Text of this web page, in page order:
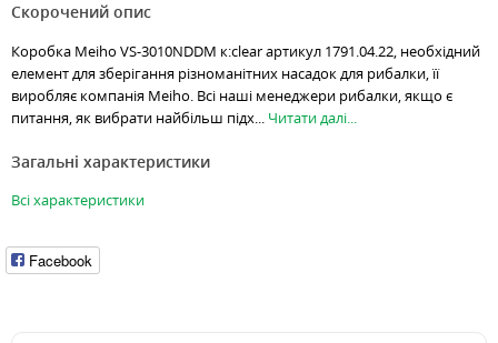
Скорочений опис
Коробка Meiho VS-3010NDDM к:clear артикул 1791.04.22, необхідний
елемент для зберігання різноманітних насадок для рибалки, її
виробляє компанія Meiho. Всі наші менеджери рибалки, якщо є
питання, як вибрати найбільш підх... Читати далі...
Загальні характеристики
Всі характеристики
Facebook